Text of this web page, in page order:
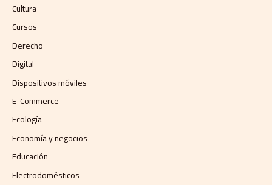
Cultura
Cursos
Derecho
Digital
Dispositivos móviles
E-Commerce
Ecología
Economía y negocios​
Educación
Electrodomésticos